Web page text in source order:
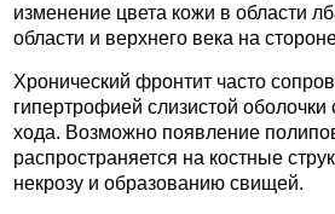
изменение цвета кожи в области
области и верхнего века на
Хронический фронтит часто
гипертрофией слизистой оболочки
хода. Возможно появление
распространяется на костные
некрозу и образованию свищей.